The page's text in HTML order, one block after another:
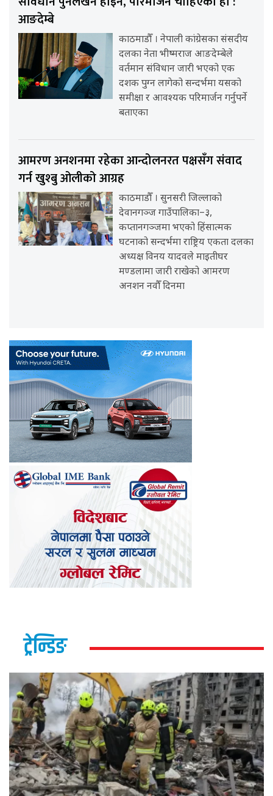
आङदेम्बे
काठमाडौँ । नेपाली कांग्रेसका संसदीय
दलका नेता भीष्मराज आङदेम्बेले
वर्तमान संविधान जारी भएको एक
दशक पुग्न लागेको सन्दर्भमा यसको
समीक्षा र आवश्यक परिमार्जन गर्नुपर्ने
बताएका
आमरण अनशनमा रहेका आन्दोलनरत पक्षसँग संवाद
गर्न खुश्बु ओलीको आग्रह
काठमाडौँ । सुनसरी जिल्लाको
देवानगञ्ज गाउँपालिका–३,
कप्तानगञ्जमा भएको हिंसात्मक
घटनाको सन्दर्भमा राष्ट्रिय एकता दलका
अध्यक्ष विनय यादवले माइतीघर
मण्डलामा जारी राखेको आमरण
अनशन नवौँ दिनमा
ट्रेन्डिङ